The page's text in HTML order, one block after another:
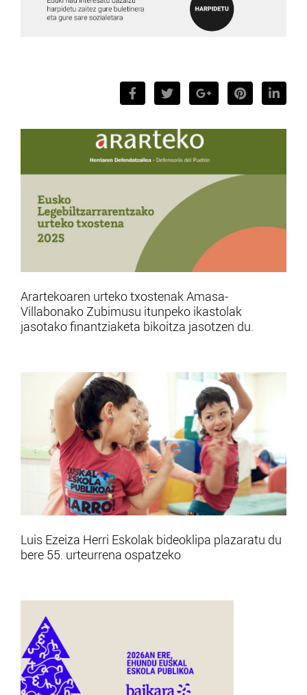
Arartekoaren urteko txostenak Amasa-
Villabonako Zubimusu itunpeko ikastolak
jasotako finantziaketa bikoitza jasotzen du.
Luis Ezeiza Herri Eskolak bideoklipa plazaratu du
bere 55. urteurrena ospatzeko